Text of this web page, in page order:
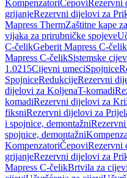
KompenzatoriČepoviRezervni
grijanjeRezervni dijelovi za
Mapress ThermZaštitne kape
vijaka za prirubničke spojeve
C-čelikGeberit Mapress C-čelik
Mapress C-čelikSistemske
1.0215Cijevni umeciSpojnice
SpojniceRedukcijeRezervni
dijelovi za KoljenaT-komadi
komadiRezervni dijelovi za
fiksniRezervni dijelovi za
i spojnice, demontažni
spojnice, demontažni
KompenzatoriČepoviRezervni
grijanjeRezervni dijelovi za
Mapress C-čelikBrtvila za